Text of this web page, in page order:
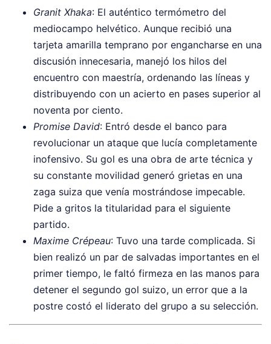
Granit Xhaka: El auténtico termómetro del
mediocampo helvético. Aunque recibió una
tarjeta amarilla temprano por engancharse en una
discusión innecesaria, manejó los hilos del
encuentro con maestría, ordenando las líneas y
distribuyendo con un acierto en pases superior al
noventa por ciento.
Promise David: Entró desde el banco para
revolucionar un ataque que lucía completamente
inofensivo. Su gol es una obra de arte técnica y
su constante movilidad generó grietas en una
zaga suiza que venía mostrándose impecable.
Pide a gritos la titularidad para el siguiente
partido.
Maxime Crépeau: Tuvo una tarde complicada. Si
bien realizó un par de salvadas importantes en el
primer tiempo, le faltó firmeza en las manos para
detener el segundo gol suizo, un error que a la
postre costó el liderato del grupo a su selección.